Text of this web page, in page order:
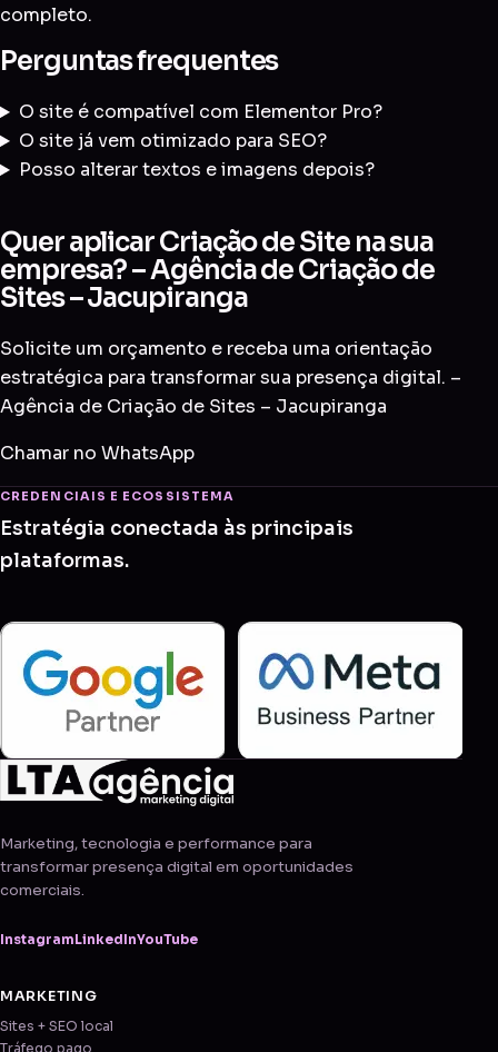
completo.
Perguntas frequentes
O site é compatível com Elementor Pro?
O site já vem otimizado para SEO?
Posso alterar textos e imagens depois?
Quer aplicar Criação de Site na sua
empresa? – Agência de Criação de
Sites – Jacupiranga
Solicite um orçamento e receba uma orientação
estratégica para transformar sua presença digital. –
Agência de Criação de Sites – Jacupiranga
Chamar no WhatsApp
CREDENCIAIS E ECOSSISTEMA
Estratégia conectada às principais
plataformas.
Marketing, tecnologia e performance para
transformar presença digital em oportunidades
comerciais.
Instagram LinkedInYouTube
MARKETING
Sites + SEO local